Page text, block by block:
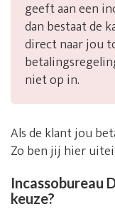
geeft aan een
dan bestaat de
direct naar jou
niet op in.
Als de klant jou
Zo ben jij hier
Incassobureau
keuze?